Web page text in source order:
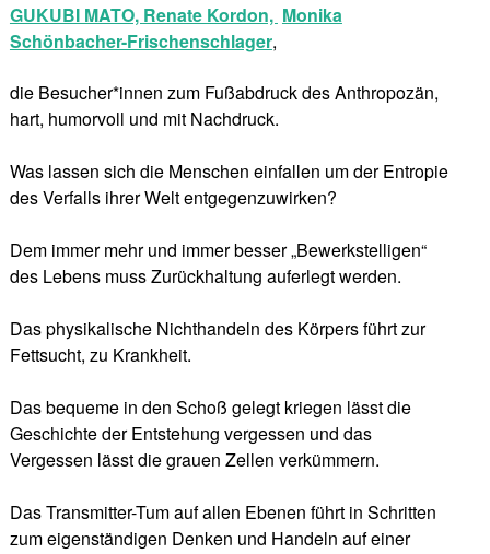
GUKUBI MATO, Renate Kordon, Monika
Schönbacher-Frischenschlager,
die Besucher*innen zum Fußabdruck des Anthropozän,
hart, humorvoll und mit Nachdruck.
Was lassen sich die Menschen einfallen um der Entropie
des Verfalls ihrer Welt entgegenzuwirken?
Dem immer mehr und immer besser „Bewerkstelligen“
des Lebens muss Zurückhaltung auferlegt werden.
Das physikalische Nichthandeln des Körpers führt zur
Fettsucht, zu Krankheit.
Das bequeme in den Schoß gelegt kriegen lässt die
Geschichte der Entstehung vergessen und das
Vergessen lässt die grauen Zellen verkümmern.
Das Transmitter-Tum auf allen Ebenen führt in Schritten
zum eigenständigen Denken und Handeln auf einer